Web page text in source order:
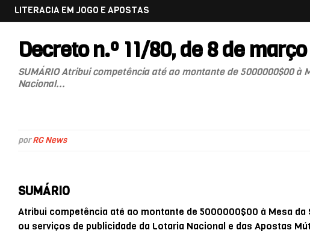
LITERACIA EM JOGO E APOSTAS
Decreto n.º 11/80, de 8 de março
SUMÁRIO Atribui competência até ao montante de 5000000$00
Nacional...
porRG News
SUMÁRIO
Atribui competência até ao montante de 5000000$00 à Mesa
ou serviços de publicidade da Lotaria Nacional e das Apostas